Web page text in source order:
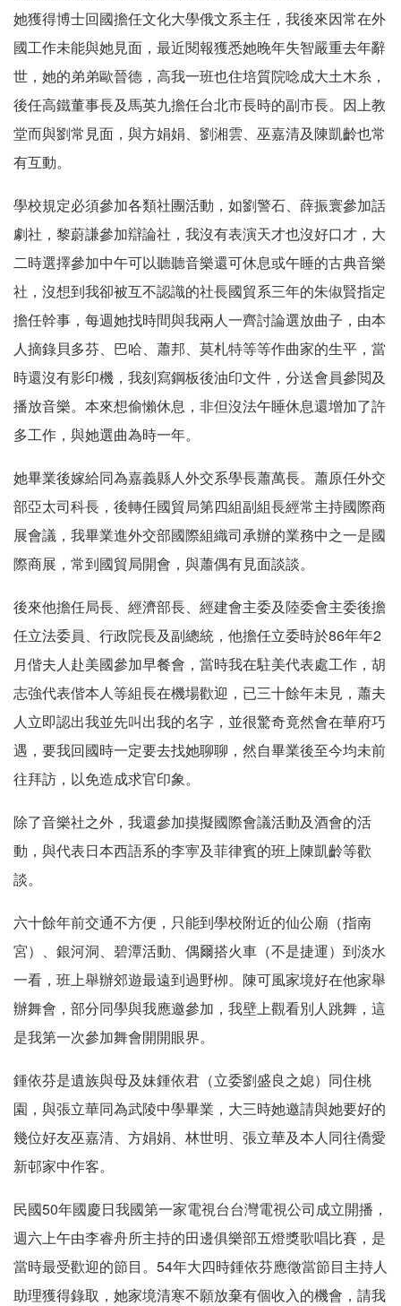
她獲得博士回國擔任文化大學俄文系主任，我後來因常在外
國工作未能與她見面，最近閱報獲悉她晚年失智嚴重去年辭
世，她的弟弟歐晉德，高我一班也住培質院唸成大土木糸，
後任高鐵董事長及馬英九擔任台北市長時的副市長。因上教
堂而與劉常見面，與方娟娟、劉湘雲、巫嘉清及陳凱齡也常
有互動。
學校規定必須參加各類社團活動，如劉警石、薛振寰參加話
劇社，黎蔚謙參加辯論社，我沒有表演天才也沒好口才，大
二時選擇參加中午可以聽聽音樂還可休息或午睡的古典音樂
社，沒想到我卻被互不認識的社長國貿系三年的朱俶賢指定
擔任幹事，每週她找時間與我兩人一齊討論選放曲子，由本
人摘錄貝多芬、巴哈、蕭邦、莫札特等等作曲家的生平，當
時還沒有影印機，我刻寫鋼板後油印文件，分送會員參閲及
播放音樂。本來想偷懶休息，非但沒法午睡休息還增加了許
多工作，與她選曲為時一年。
她畢業後嫁給同為嘉義縣人外交系學長蕭萬長。蕭原任外交
部亞太司科長，後轉任國貿局第四組副組長經常主持國際商
展會議，我畢業進外交部國際組織司承辦的業務中之一是國
際商展，常到國貿局開會，與蕭偶有見面談談。
後來他擔任局長、經濟部長、經建會主委及陸委會主委後擔
任立法委員、行政院長及副總統，他擔任立委時於86年年2
月偕夫人赴美國參加早餐會，當時我在駐美代表處工作，胡
志強代表偕本人等組長在機場歡迎，已三十餘年未見，蕭夫
人立即認出我並先叫出我的名字，並很驚奇竟然會在華府巧
遇，要我回國時一定要去找她聊聊，然自畢業後至今均未前
往拜訪，以免造成求官印象。
除了音樂社之外，我還參加摸擬國際會議活動及酒會的活
動，與代表日本西語系的李寕及菲律賓的班上陳凱齡等歡
談。
六十餘年前交通不方便，只能到學校附近的仙公廟（指南
宮）、銀河洞、碧潭活動、偶爾搭火車（不是捷運）到淡水
一看，班上舉辦郊遊最遠到過野栁。陳可風家境好在他家舉
辦舞會，部分同學與我應邀參加，我壁上觀看別人跳舞，這
是我第一次參加舞會開開眼界。
鍾依芬是遺族與母及妹鍾依君（立委劉盛良之媳）同住桃
園，與張立華同為武陵中學畢業，大三時她邀請與她要好的
幾位好友巫嘉清、方娟娟、林世明、張立華及本人同往僑愛
新邨家中作客。
民國50年國慶日我國第一家電視台台灣電視公司成立開播，
週六上午由李睿舟所主持的田邊俱樂部五燈獎歌唱比賽，是
當時最受歡迎的節目。54年大四時鍾依芬應徵當節目主持人
助理獲得錄取，她家境清寒不願放棄有個收入的機會，請我